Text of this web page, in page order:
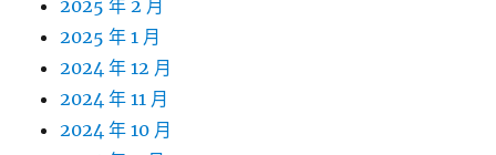
2025 年 2 月
2025 年 1 月
2024 年 12 月
2024 年 11 月
2024 年 10 月